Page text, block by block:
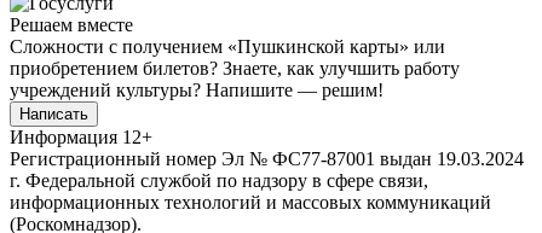
Решаем вместе
Сложности с получением «Пушкинской карты» или
приобретением билетов? Знаете, как улучшить работу
учреждений культуры? Напишите — решим!
Написать
Информация 12+
Регистрационный номер Эл № ФС77-87001 выдан 19.03.2024
г. Федеральной службой по надзору в сфере связи,
информационных технологий и массовых коммуникаций
(Роскомнадзор).